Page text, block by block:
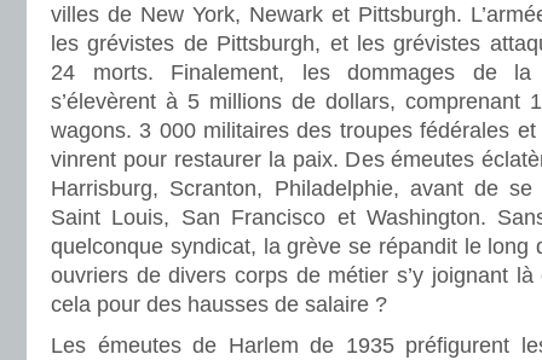
villes de New York, Newark et Pittsburgh.
les grévistes de Pittsburgh, et les grévistes
24 morts. Finalement, les dommages de la
s’élevèrent à 5 millions de dollars, comprenant
wagons. 3 000 militaires des troupes fédérales
vinrent pour restaurer la paix. Des émeutes
Harrisburg, Scranton, Philadelphie, avant de
Saint Louis, San Francisco et Washington.
quelconque syndicat, la grève se répandit le long
ouvriers de divers corps de métier s’y joignant
cela pour des hausses de salaire ?
Les émeutes de Harlem de 1935 préfigurent